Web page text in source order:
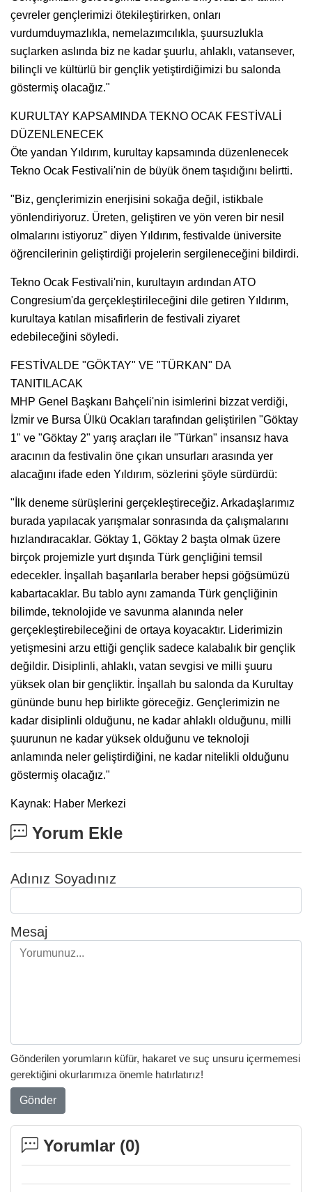
çevreler gençlerimizi ötekileştirirken, onları
vurdumduymazlıkla, nemelazımcılıkla, şuursuzlukla
suçlarken aslında biz ne kadar şuurlu, ahlaklı, vatansever,
bilinçli ve kültürlü bir gençlik yetiştirdiğimizi bu salonda
göstermiş olacağız."
KURULTAY KAPSAMINDA TEKNO OCAK FESTİVALİ
DÜZENLENECEK
Öte yandan Yıldırım, kurultay kapsamında düzenlenecek
Tekno Ocak Festivali'nin de büyük önem taşıdığını belirtti.
"Biz, gençlerimizin enerjisini sokağa değil, istikbale
yönlendiriyoruz. Üreten, geliştiren ve yön veren bir nesil
olmalarını istiyoruz" diyen Yıldırım, festivalde üniversite
öğrencilerinin geliştirdiği projelerin sergileneceğini bildirdi.
Tekno Ocak Festivali'nin, kurultayın ardından ATO
Congresium'da gerçekleştirileceğini dile getiren Yıldırım,
kurultaya katılan misafirlerin de festivali ziyaret
edebileceğini söyledi.
FESTİVALDE "GÖKTAY" VE "TÜRKAN" DA
TANITILACAK
MHP Genel Başkanı Bahçeli'nin isimlerini bizzat verdiği,
İzmir ve Bursa Ülkü Ocakları tarafından geliştirilen "Göktay
1" ve "Göktay 2" yarış araçları ile "Türkan" insansız hava
aracının da festivalin öne çıkan unsurları arasında yer
alacağını ifade eden Yıldırım, sözlerini şöyle sürdürdü:
"İlk deneme sürüşlerini gerçekleştireceğiz. Arkadaşlarımız
burada yapılacak yarışmalar sonrasında da çalışmalarını
hızlandıracaklar. Göktay 1, Göktay 2 başta olmak üzere
birçok projemizle yurt dışında Türk gençliğini temsil
edecekler. İnşallah başarılarla beraber hepsi göğsümüzü
kabartacaklar. Bu tablo aynı zamanda Türk gençliğinin
bilimde, teknolojide ve savunma alanında neler
gerçekleştirebileceğini de ortaya koyacaktır. Liderimizin
yetişmesini arzu ettiği gençlik sadece kalabalık bir gençlik
değildir. Disiplinli, ahlaklı, vatan sevgisi ve milli şuuru
yüksek olan bir gençliktir. İnşallah bu salonda da Kurultay
gününde bunu hep birlikte göreceğiz. Gençlerimizin ne
kadar disiplinli olduğunu, ne kadar ahlaklı olduğunu, milli
şuurunun ne kadar yüksek olduğunu ve teknoloji
anlamında neler geliştirdiğini, ne kadar nitelikli olduğunu
göstermiş olacağız."
Kaynak: Haber Merkezi
Yorum Ekle
Adınız Soyadınız
Mesaj
Gönderilen yorumların küfür, hakaret ve suç unsuru içermemesi
gerektiğini okurlarımıza önemle hatırlatırız!
Gönder
Yorumlar (0)